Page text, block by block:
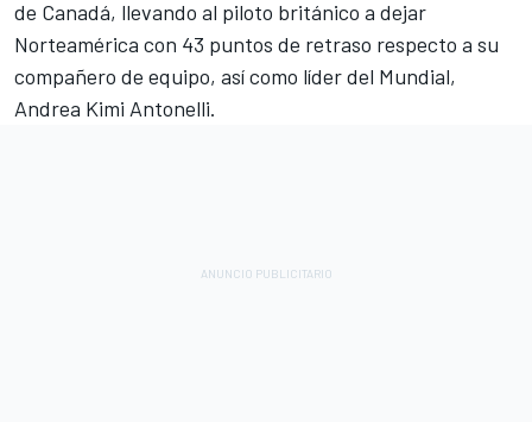
de Canadá, llevando al piloto británico a dejar
Norteamérica con 43 puntos de retraso respecto a su
compañero de equipo, así como líder del Mundial,
Andrea Kimi Antonelli.